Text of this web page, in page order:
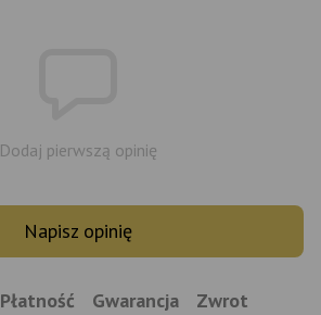
Dodaj pierwszą opinię
Napisz opinię
Płatność Gwarancja Zwrot